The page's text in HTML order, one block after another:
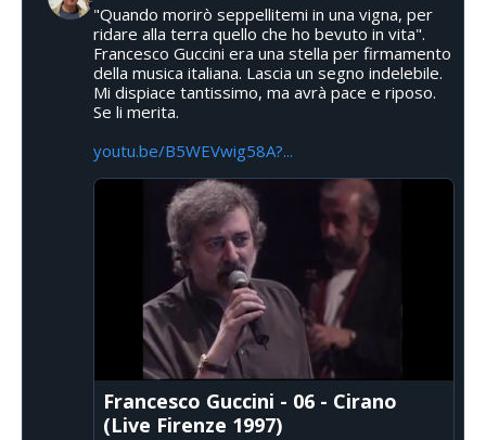
"Quando morirò seppellitemi in una vigna, per
ridare alla terra quello che ho bevuto in vita".
Francesco Guccini era una stella per firmamento
della musica italiana. Lascia un segno indelebile.
Mi dispiace tantissimo, ma avrà pace e riposo.
Se li merita.
youtu.be/B5WEVwig58A?...
Francesco Guccini - 06 - Cirano
(Live Firenze 1997)